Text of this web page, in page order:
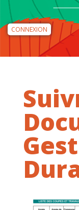
CONNEXION